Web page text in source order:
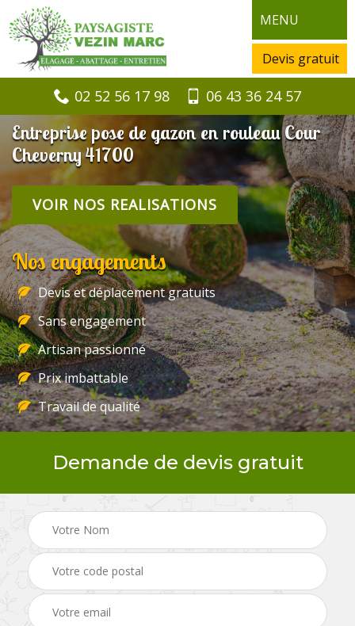
MENU
Devis gratuit
02 52 56 17 98 06 43 36 24 57
Entreprise pose de gazon en rouleau Cour
Cheverny 41700
VOIR NOS REALISATIONS
Nos engagements
Devis et déplacement gratuits
Sans engagement
Artisan passionné
Prix imbattable
Travail de qualité
Demande de devis gratuit